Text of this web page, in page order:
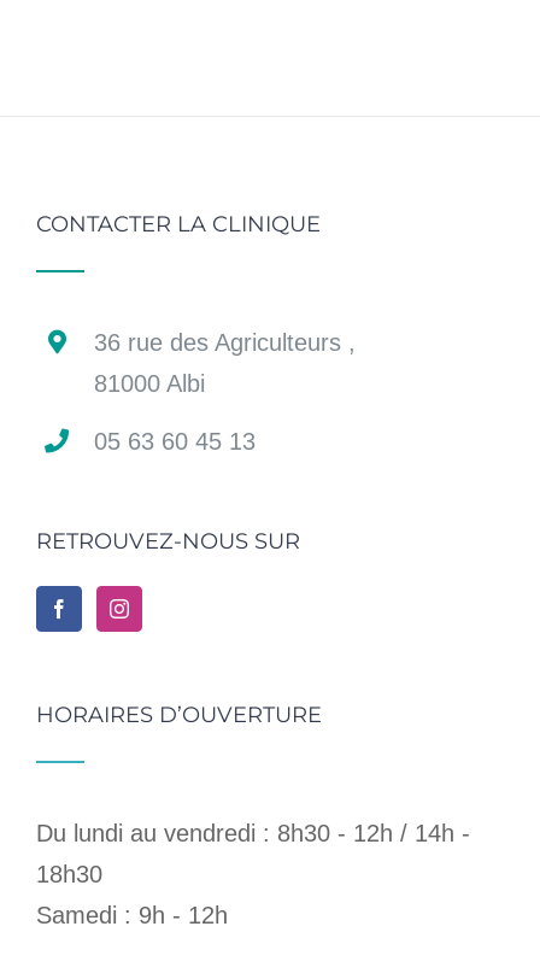
CONTACTER LA CLINIQUE
36 rue des Agriculteurs ,
81000 Albi
05 63 60 45 13
RETROUVEZ-NOUS SUR
HORAIRES D’OUVERTURE
Du lundi au vendredi : 8h30 - 12h / 14h -
18h30
Samedi : 9h - 12h